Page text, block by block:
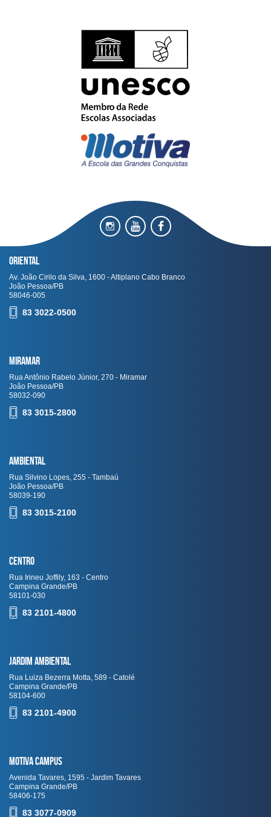
Oriental
Av. João Cirilo da Silva, 1600 - Altiplano Cabo Branco
João Pessoa/PB
58046-005
83 3022-0500
Miramar
Rua Antônio Rabelo Júnior, 270 - Miramar
João Pessoa/PB
58032-090
83 3015-2800
Ambiental
Rua Silvino Lopes, 255 - Tambaú
João Pessoa/PB
58039-190
83 3015-2100
Centro
Rua Irineu Joffily, 163 - Centro
Campina Grande/PB
58101-030
83 2101-4800
Jardim Ambiental
Rua Luiza Bezerra Motta, 589 - Catolé
Campina Grande/PB
58104-600
83 2101-4900
Motiva Campus
Avenida Tavares, 1595 - Jardim Tavares
Campina Grande/PB
58406-175
83 3077-0909